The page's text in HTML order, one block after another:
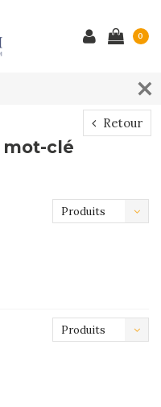
0
Retour
mot-clé
Produits
Produits